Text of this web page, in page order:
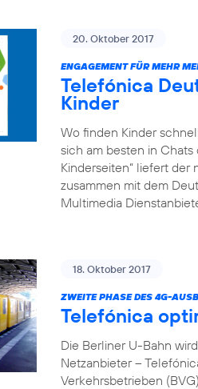
20. Oktober 2017
ENGAGEMENT FÜR MEHR
Telefónica
Kinder
Wo finden Kinder
sich am besten in
Kinderseiten“ liefert der
zusammen mit dem
Multimedia
18. Oktober 2017
ZWEITE PHASE DES 4G-
Telefónica
Die Berliner U-Bahn
Netzanbieter –
Verkehrsbetrieben